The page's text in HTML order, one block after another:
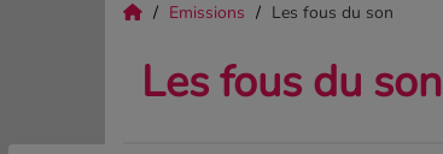
Emissions Les fous du son
Les fous du son